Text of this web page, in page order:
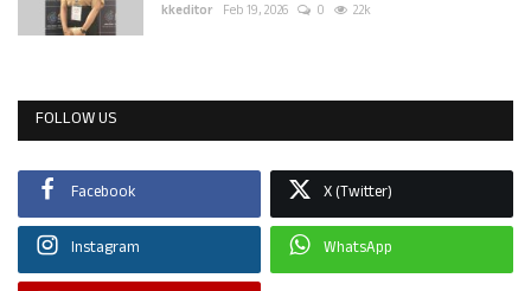
kkeditor Feb 19, 2026 0 2.2k
FOLLOW US
Facebook X (Twitter)
Instagram WhatsApp